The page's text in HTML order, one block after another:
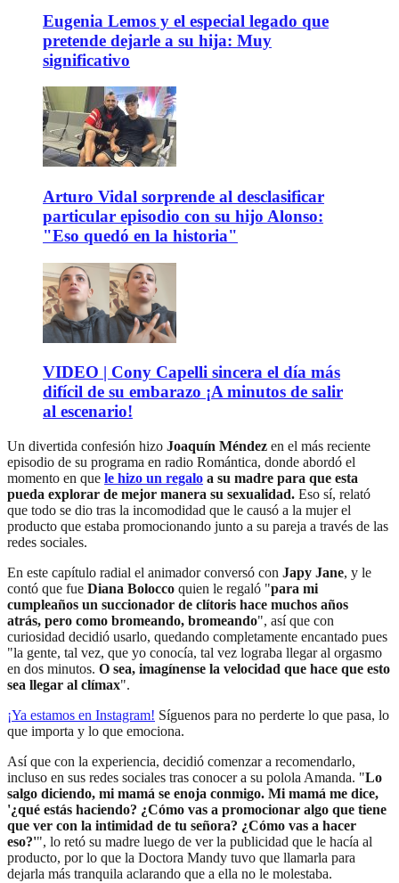
Eugenia Lemos y el especial legado que
pretende dejarle a su hija: Muy
significativo
Arturo Vidal sorprende al desclasificar
particular episodio con su hijo Alonso:
"Eso quedó en la historia"
VIDEO | Cony Capelli sincera el día más
difícil de su embarazo ¡A minutos de salir
al escenario!
Un divertida confesión hizo Joaquín Méndez en el más reciente
episodio de su programa en radio Romántica, donde abordó el
momento en que le hizo un regalo a su madre para que esta
pueda explorar de mejor manera su sexualidad. Eso sí, relató
que todo se dio tras la incomodidad que le causó a la mujer el
producto que estaba promocionando junto a su pareja a través de las
redes sociales.
En este capítulo radial el animador conversó con Japy Jane, y le
contó que fue Diana Bolocco quien le regaló "para mi
cumpleaños un succionador de clítoris hace muchos años
atrás, pero como bromeando, bromeando", así que con
curiosidad decidió usarlo, quedando completamente encantado pues
"la gente, tal vez, que yo conocía, tal vez lograba llegar al orgasmo
en dos minutos. O sea, imagínense la velocidad que hace que esto
sea llegar al clímax".
¡Ya estamos en Instagram! Síguenos para no perderte lo que pasa, lo
que importa y lo que emociona.
Así que con la experiencia, decidió comenzar a recomendarlo,
incluso en sus redes sociales tras conocer a su polola Amanda. "Lo
salgo diciendo, mi mamá se enoja conmigo. Mi mamá me dice,
'¿qué estás haciendo? ¿Cómo vas a promocionar algo que tiene
que ver con la intimidad de tu señora? ¿Cómo vas a hacer
eso?'", lo retó su madre luego de ver la publicidad que le hacía al
producto, por lo que la Doctora Mandy tuvo que llamarla para
dejarla más tranquila aclarando que a ella no le molestaba.